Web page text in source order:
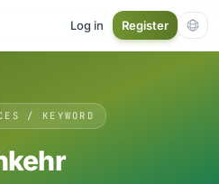
Log in Register
/ KEYWORD